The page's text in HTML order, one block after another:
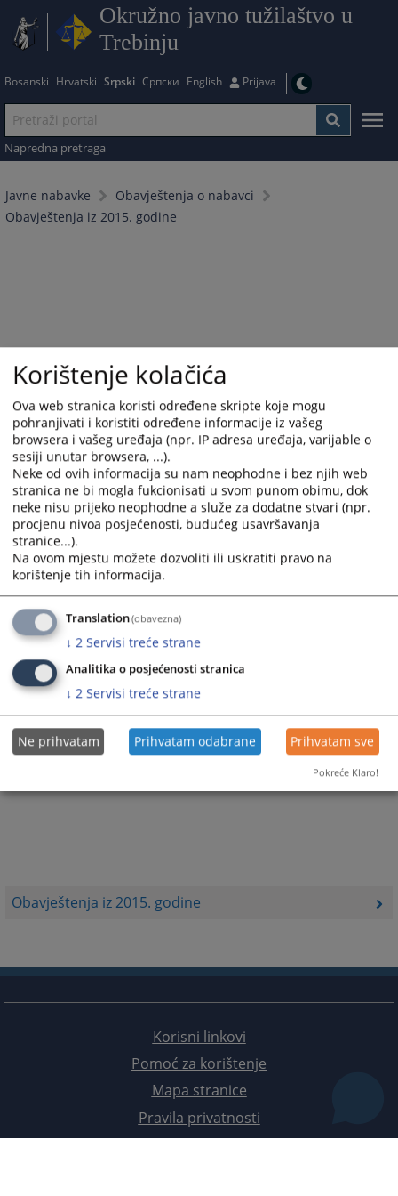
Okružno javno tužilaštvo u
Trebinju
Bosanski Hrvatski Srpski Српски English Prijava
Napredna pretraga
Javne nabavke
Obavještenja o nabavci
Obavještenja iz 2015. godine
Obavještenja iz 2015. godine
Trenutno nema vijesti
Korisni linkovi
Pomoć za korištenje
Mapa stranice
Pravila privatnosti
Korištenje kolačića
Ova web stranica koristi određene skripte koje mogu
pohranjivati i koristiti određene informacije iz vašeg
browsera i vašeg uređaja (npr. IP adresa uređaja, varijable o
sesiji unutar browsera, ...).
Neke od ovih informacija su nam neophodne i bez njih web
stranica ne bi mogla fukcionisati u svom punom obimu, dok
neke nisu prijeko neophodne a služe za dodatne stvari (npr.
procjenu nivoa posjećenosti, budućeg usavršavanja
stranice...).
Na ovom mjestu možete dozvoliti ili uskratiti pravo na
korištenje tih informacija.
Translation(obavezna)
↓ 2 Servisi treće strane
Analitika o posjećenosti stranica
↓ 2 Servisi treće strane
Ne prihvatam Prihvatam odabrane Prihvatam sve
Pokreće Klaro!